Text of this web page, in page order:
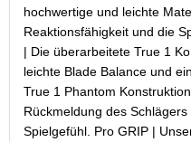
hochwertige und leichte
Reaktionsfähigkeit und die
| Die überarbeitete True 1
leichte Blade Balance und
True 1 Phantom
Rückmeldung des
Spielgefühl. Pro GRIP |